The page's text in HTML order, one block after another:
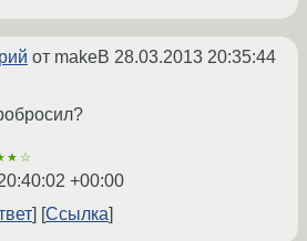
от makeB 28.03.2013 20:35:44
+00:00
Ссылка